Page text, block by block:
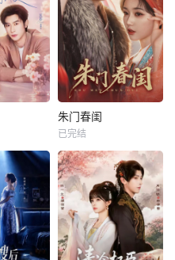
朱门春闺
已完结